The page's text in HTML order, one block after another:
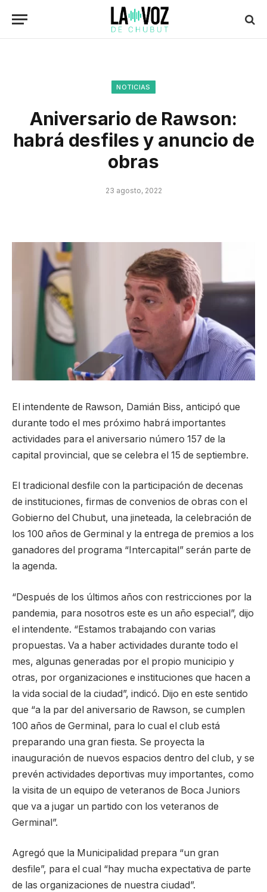
NOTICIAS
Aniversario de Rawson:
habrá desfiles y anuncio de
obras
23 agosto, 2022
El intendente de Rawson, Damián Biss, anticipó que
durante todo el mes próximo habrá importantes
actividades para el aniversario número 157 de la
capital provincial, que se celebra el 15 de septiembre.
El tradicional desfile con la participación de decenas
de instituciones, firmas de convenios de obras con el
Gobierno del Chubut, una jineteada, la celebración de
los 100 años de Germinal y la entrega de premios a los
ganadores del programa “Intercapital” serán parte de
la agenda.
“Después de los últimos años con restricciones por la
pandemia, para nosotros este es un año especial”, dijo
el intendente. “Estamos trabajando con varias
propuestas. Va a haber actividades durante todo el
mes, algunas generadas por el propio municipio y
otras, por organizaciones e instituciones que hacen a
la vida social de la ciudad”, indicó. Dijo en este sentido
que “a la par del aniversario de Rawson, se cumplen
100 años de Germinal, para lo cual el club está
preparando una gran fiesta. Se proyecta la
inauguración de nuevos espacios dentro del club, y se
prevén actividades deportivas muy importantes, como
la visita de un equipo de veteranos de Boca Juniors
que va a jugar un partido con los veteranos de
Germinal”.
Agregó que la Municipalidad prepara “un gran
desfile”, para el cual “hay mucha expectativa de parte
de las organizaciones de nuestra ciudad”.